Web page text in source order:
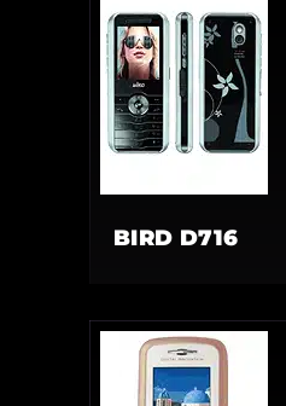
BIRD D716